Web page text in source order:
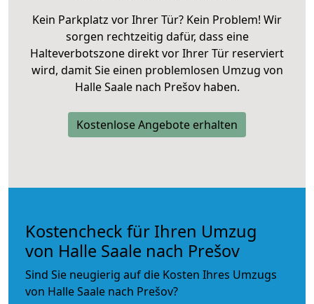
Kein Parkplatz vor Ihrer Tür? Kein Problem! Wir
sorgen rechtzeitig dafür, dass eine
Halteverbotszone direkt vor Ihrer Tür reserviert
wird, damit Sie einen problemlosen Umzug von
Halle Saale nach Prešov haben.
Kostenlose Angebote erhalten
Kostencheck für Ihren Umzug
von Halle Saale nach Prešov
Sind Sie neugierig auf die Kosten Ihres Umzugs
von Halle Saale nach Prešov?